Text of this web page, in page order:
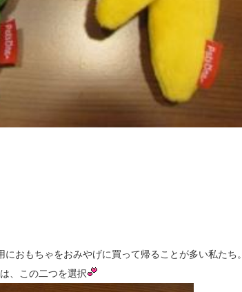
おもちゃをおみやげに買って帰ることが多い私たち。
、この二つを選択